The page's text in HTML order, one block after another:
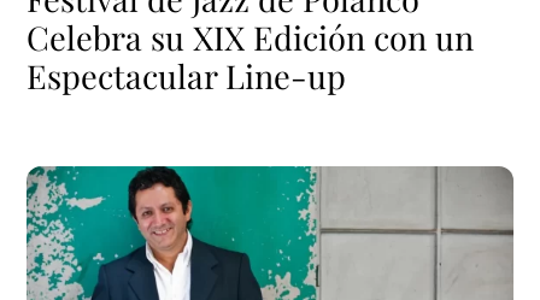
Celebra su XIX Edición con un
Espectacular Line-up